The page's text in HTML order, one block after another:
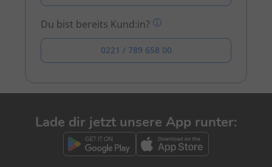
Du bist bereits Kund:in?
0221 / 789 658 00
Lade dir jetzt unsere App runter: